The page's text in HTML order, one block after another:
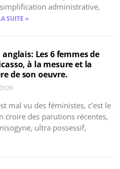
administrative,
SUITE »
Les 6 femmes de
à la mesure et la
de son oeuvre.
mal vu des féministes, c’est le
croire des parutions récentes,
ultra possessif,